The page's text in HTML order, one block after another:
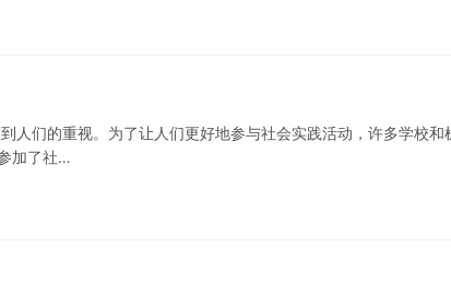
人们的重视。为了让人们更好地参与社会实践活动，许多学校和
加了社…